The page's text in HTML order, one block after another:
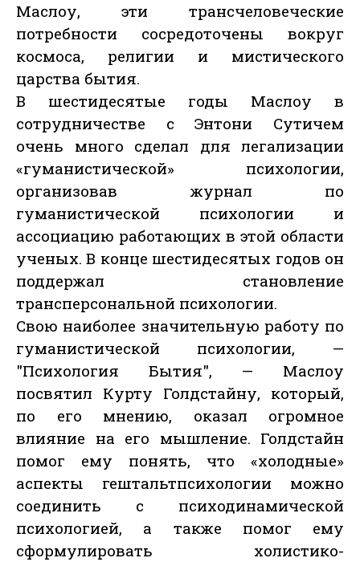
Маслоу, эти трансчеловеческие
потребности сосредоточены вокруг
космоса, религии и мистического
царства бытия.
В шестидесятые годы Маслоу в
сотрудничестве с Энтони Сутичем
очень много сделал для легализации
«гуманистической» психологии,
организовав журнал по
гуманистической психологии и
ассоциацию работающих в этой области
ученых. В конце шестидесятых годов он
поддержал становление
трансперсональной психологии.
Свою наиболее значительную работу по
гуманистической психологии, —
"Психология Бытия", — Маслоу
посвятил Курту Голдстайну, который,
по его мнению, оказал огромное
влияние на его мышление. Голдстайн
помог ему понять, что «холодные»
аспекты гештальтпсихологии можно
соединить с психодинамической
психологией, а также помог ему
сформулировать холистико-